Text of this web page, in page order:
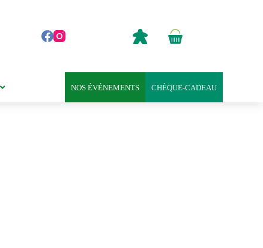
Panier
0,00
CHÈQUE-CADEAU
NOS ÉVÉNEMENTS